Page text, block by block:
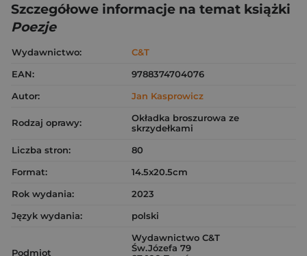
Szczegółowe informacje na temat książki
Poezje
Wydawnictwo:
C&T
EAN:
9788374704076
Autor:
Jan Kasprowicz
Rodzaj oprawy:
Okładka broszurowa ze
skrzydełkami
Liczba stron:
80
Format:
14.5x20.5cm
Rok wydania:
2023
Język wydania:
polski
Podmiot
Wydawnictwo C&T
Św.Józefa 79